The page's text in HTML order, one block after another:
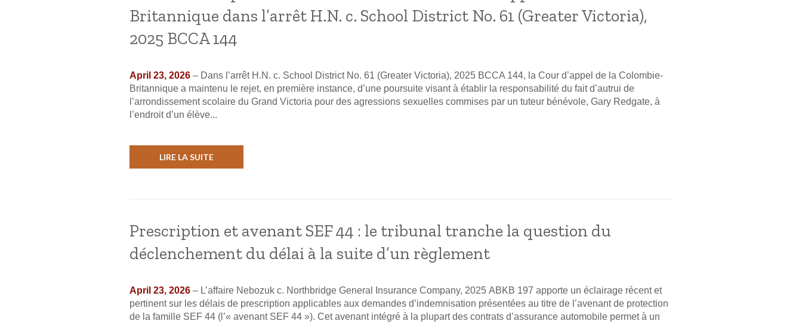
Britannique dans l’arrêt H.N. c. School District No. 61 (Greater Victoria),
2025 BCCA 144
April 23, 2026 – Dans l’arrêt H.N. c. School District No. 61 (Greater Victoria), 2025 BCCA 144, la Cour d’appel de la Colombie-
Britannique a maintenu le rejet, en première instance, d’une poursuite visant à établir la responsabilité du fait d’autrui de
l’arrondissement scolaire du Grand Victoria pour des agressions sexuelles commises par un tuteur bénévole, Gary Redgate, à
l’endroit d’un élève...
LIRE LA SUITE
Prescription et avenant SEF 44 : le tribunal tranche la question du
déclenchement du délai à la suite d’un règlement
April 23, 2026 – L’affaire Nebozuk c. Northbridge General Insurance Company, 2025 ABKB 197 apporte un éclairage récent et
pertinent sur les délais de prescription applicables aux demandes d’indemnisation présentées au titre de l’avenant de protection
de la famille SEF 44 (l’« avenant SEF 44 »). Cet avenant intégré à la plupart des contrats d’assurance automobile permet à un